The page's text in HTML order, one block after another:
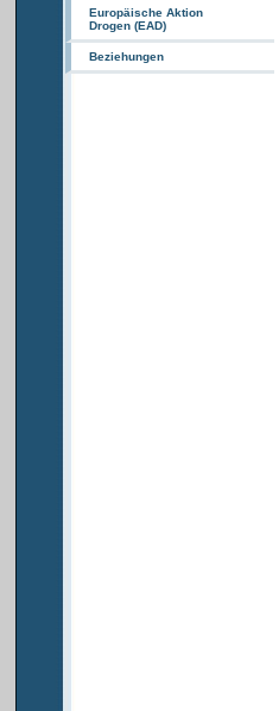
Europäische Aktion
Drogen (EAD)
Beziehungen